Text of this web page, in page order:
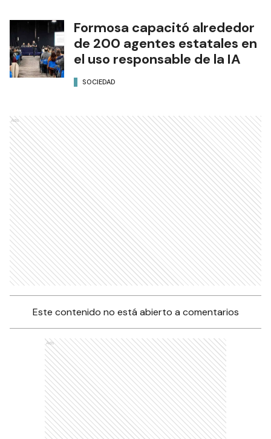
Formosa capacitó alrededor
de 200 agentes estatales en
el uso responsable de la IA
SOCIEDAD
Ads
Este contenido no está abierto a comentarios
Ads